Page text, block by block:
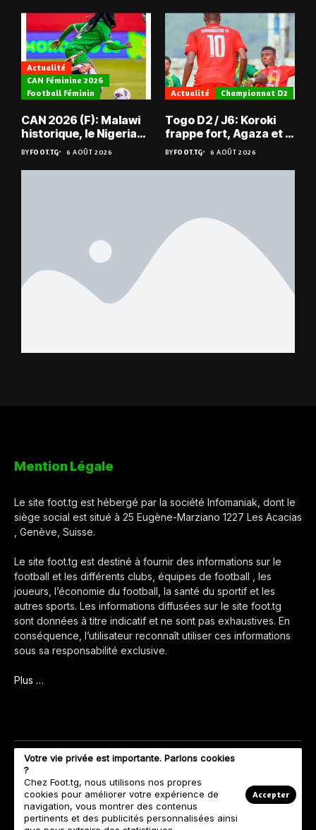
Actualité
CAN Féminine 2026
Football Féminin
CAN 2026 (F): Malawi
historique, le Nigeria
sauvé, la Zambie
éliminée
BYFOOT.TG 6 AOÛT 2026
Actualité Championnat D2
Togo D2 / J6: Koroki
frappe fort, Agaza et la
JCA assurent,
suspense avant Sara
FC – Doumbé FC
BYFOOT.TG 6 AOÛT 2026
Mention Légale
Le site foot.tg est hébergé par la société Infomaniak, dont le
siège social est situé à 25 Eugène-Marziano 1227 Les Acacias
, Genève, Suisse.
Le site foot.tg est destiné à fournir des informations sur le
football et les différents clubs, équipes de football , les
joueurs, l’économie du football, la santé du sportif et les
autres sports. Les informations diffusées sur le site foot.tg
sont données à titre indicatif et ne sont pas exhaustives. En
conséquence, l’utilisateur reconnaît utiliser ces informations
sous sa responsabilité exclusive.
Plus …
Votre vie privée est importante. Parlons cookies
?
Chez Foot.tg, nous utilisons nos propres
cookies pour améliorer votre expérience de
navigation, vous montrer des contenus
pertinents et des publicités personnalisées ainsi
Accepter